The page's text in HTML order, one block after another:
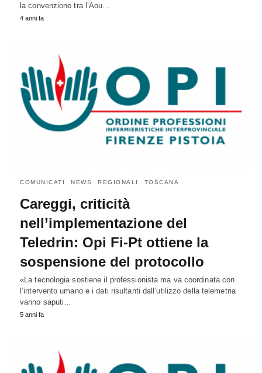
la convenzione tra l’Aou…
4 anni fa
COMUNICATI NEWS REGIONALI TOSCANA
Careggi, criticità
nell’implementazione del
Teledrin: Opi Fi-Pt ottiene la
sospensione del protocollo
«La tecnologia sostiene il professionista ma va coordinata con
l’intervento umano e i dati risultanti dall’utilizzo della telemetria
vanno saputi…
5 anni fa